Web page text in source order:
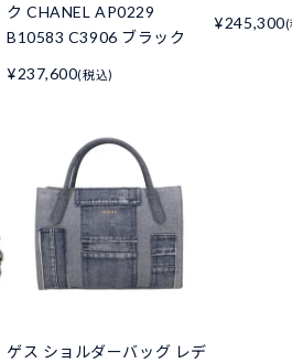
ク CHANEL AP0229
B10583 C3906 ブラック
¥237,600(税込)
¥245,300
ゲス ショルダーバッグ レデ